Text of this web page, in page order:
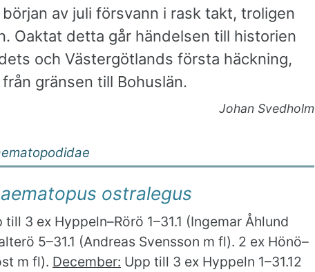
av juli försvann i rask takt, troligen
Oaktat detta går händelsen till historien
och Västergötlands första häckning,
gränsen till Bohuslän.
Johan Svedholm
ostralegus
till 3 ex Hyppeln–Rörö 1–31.1 (Ingemar Åhlund
5–31.1 (Andreas Svensson m fl). 2 ex Hönö–
m fl). December: Upp till 3 ex Hyppeln 1–31.12